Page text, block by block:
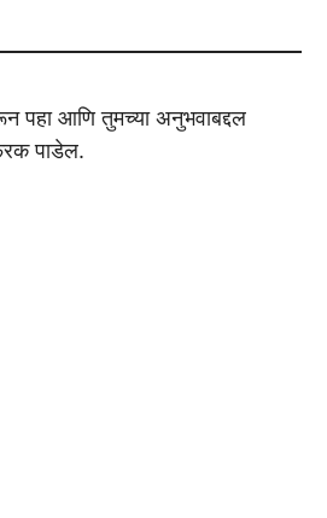
पहा आणि तुमच्या अनुभवाबद्दल
पाडेल.